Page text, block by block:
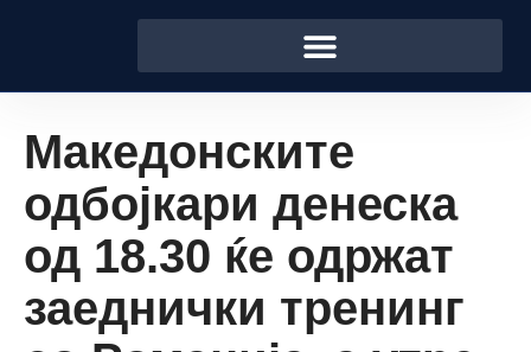
Македонските
одбојкари денеска
од 18.30 ќе одржат
заеднички тренинг